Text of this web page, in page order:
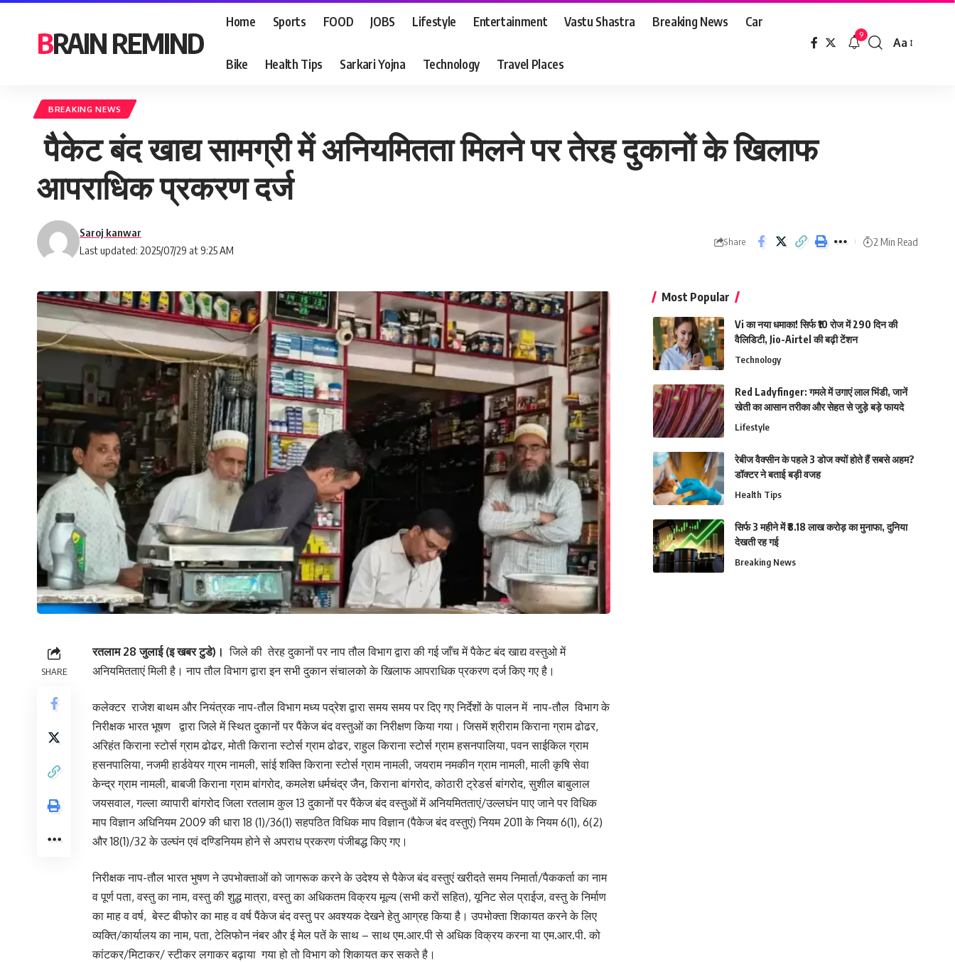
BRAIN REMIND
Home Sports FOOD JOBS Lifestyle Entertainment Vastu Shastra Breaking News Car
Bike Health Tips Sarkari Yojna Technology Travel Places
9
Font
Aa
BREAKING NEWS
पैकेट बंद खाद्य सामग्री में अनियमितता मिलने पर तेरह दुकानों के खिलाफ
आपराधिक प्रकरण दर्ज
Last updated: 2025/07/29 at 9:25 AM
Saroj kanwar
Share 2 Min Read
SHARE
रतलाम 28 जुलाई (इ खबर टुडे)। जिले की तेरह दुकानों पर नाप तौल विभाग द्वारा की गई जाँच में पैकेट बंद खाद्य वस्तुओ में
अनियमितताएं मिली है। नाप तौल विभाग द्वारा इन सभी दुकान संचालको के खिलाफ आपराधिक प्रकरण दर्ज किए गए है।
कलेक्टर राजेश बाथम और नियंत्रक नाप-तौल विभाग मध्य पद्रेश द्वारा समय समय पर दिए गए निर्देशों के पालन में नाप-तौल विभाग के
निरीक्षक भारत भूषण द्वारा जिले में स्थित दुकानों पर पैंकेज बंद वस्तुओं का निरीक्षण किया गया। जिसमें श्रीराम किराना ग्राम ढोढर,
अरिहंत किराना स्टोर्स ग्राम ढोढर, मोती किराना स्टोर्स ग्राम ढोढर, राहुल किराना स्टोर्स ग्राम हसनपालिया, पवन साईकिल ग्राम
हसनपालिया, नजमी हार्डवेयर गा्रम नामली, सांई शक्ति किराना स्टोर्स ग्राम नामली, जयराम नमकीन ग्राम नामली, माली कृषि सेवा
केन्द्र ग्राम नामली, बाबजी किराना ग्राम बांगरोद, कमलेश धर्मचंद्र जैन, किराना बांगरोद, कोठारी ट्रेडर्स बांगरोद, सुशील बाबुलाल
जयसवाल, गल्ला व्यापारी बांगरोद जिला रतलाम कुल 13 दुकानों पर पैंकेज बंद वस्तुओं में अनियमितताएं/उल्लघंन पाए जाने पर विधिक
माप विज्ञान अधिनियम 2009 की धारा 18 (1)/36(1) सहपठित विधिक माप विज्ञान (पैकेज बंद वस्तुएं) नियम 2011 के नियम 6(1), 6(2)
और 18(1)/32 के उल्घंन एवं दण्डिनियम होने से अपराध प्रकरण पंजीबद्ध किए गए।
निरीक्षक नाप-तौल भारत भुषण ने उपभोक्ताओं को जागरूक करने के उदेश्य से पैकेज बंद वस्तुएं खरीदते समय निमार्ता/पैककर्ता का नाम
व पूर्ण पता, वस्तु का नाम, वस्तु की शुद्ध मात्रा, वस्तु का अधिकतम विक्रय मूल्य (सभी करों सहित), यूनिट सेल प्राईज, वस्तु के निर्माण
का माह व वर्ष, बेस्ट बीफोर का माह व वर्ष पैंकेज बंद वस्तु पर अवश्यक देखने हेतु आग्रह किया है। उपभोक्ता शिकायत करने के लिए
व्यक्ति/कार्यालय का नाम, पता, टेलिफोन नंबर और ई मेल पतें के साथ – साथ एम.आर.पी से अधिक विक्रय करना या एम.आर.पी. को
कांटकर/मिटाकर/ स्टीकर लगाकर बढ़ाया गया हो तो विभाग को शिकायत कर सकते है।
Most Popular
Vi का नया धमाका! सिर्फ ₹10 रोज में 290 दिन की
वैलिडिटी, Jio-Airtel की बढ़ी टेंशन
Technology
Red Ladyfinger: गमले में उगाएं लाल भिंडी, जानें
खेती का आसान तरीका और सेहत से जुड़े बड़े फायदे
Lifestyle
रेबीज वैक्सीन के पहले 3 डोज क्यों होते हैं सबसे अहम?
डॉक्टर ने बताई बड़ी वजह
Health Tips
सिर्फ 3 महीने में ₹8.18 लाख करोड़ का मुनाफा, दुनिया
देखती रह गई
Breaking News